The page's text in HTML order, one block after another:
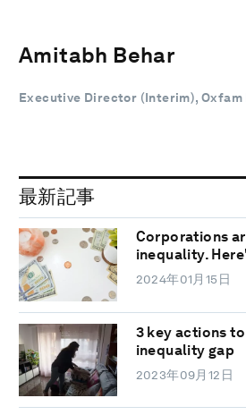
Amitabh Behar
Executive Director (Interim),
最新記事
Corporations
inequality.
2024年01月15日
3 key actions
inequality gap
2023年09月12日